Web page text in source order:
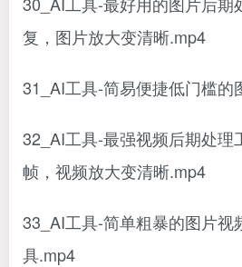
复，图片放大变清晰.mp4
31_AI工具-简易便捷低门槛的
32_AI工具-最强视频后期处理
帧，视频放大变清晰.mp4
33_AI工具-简单粗暴的图片视
具.mp4